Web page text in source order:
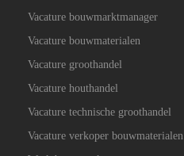
Vacature bouwmarktmanager
Vacature bouwmaterialen
Vacature groothandel
Vacature houthandel
Vacature technische groothandel
Vacature verkoper bouwmaterialen